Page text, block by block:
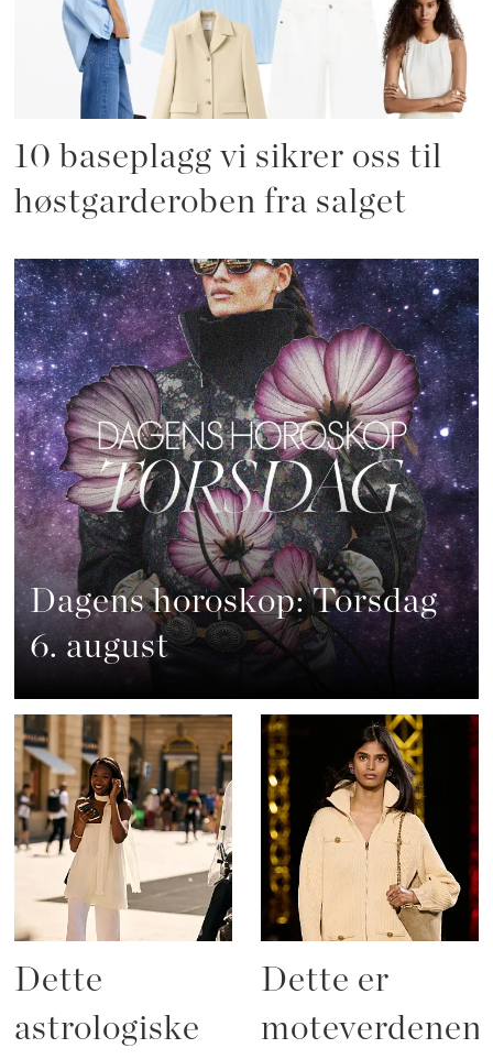
10 baseplagg vi sikrer oss til
høstgarderoben fra salget
Dagens horoskop: Torsdag
6. august
Dette
astrologiske
Dette er